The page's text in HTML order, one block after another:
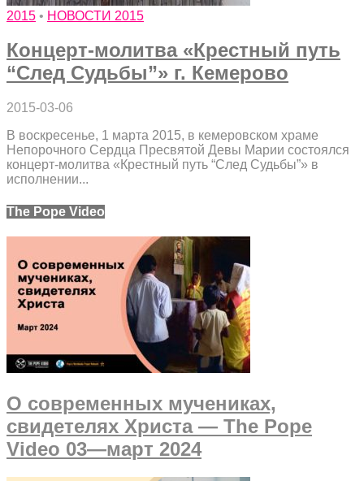
2015 • НОВОСТИ 2015
Концерт-молитва «Крестный путь
“След Судьбы”» г. Кемерово
2015-03-06
В воскресенье, 1 марта 2015, в кемеровском храме
Непорочного Сердца Пресвятой Девы Марии состоялся
концерт-молитва «Крестный путь “След Судьбы”» в
исполнении...
The Pope Video
О современных мучениках,
свидетелях Христа — The Pope
Video 03—март 2024